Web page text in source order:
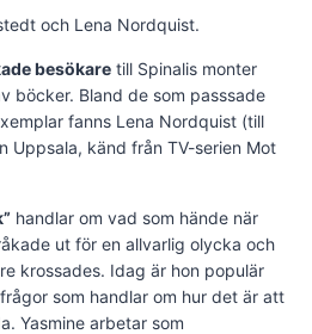
besökare till Spinalis monter
böcker. Bland de som passsade
fanns Lena Nordquist (till
Uppsala, känd från TV-serien Mot
handlar om vad som hände när
ut för en allvarlig olycka och
krossades. Idag är hon populär
som handlar om hur det är att
Yasmine arbetar som